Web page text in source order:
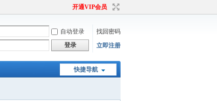
开通VIP会员
自动登录
找回密码
登录 立即注册
快捷导航